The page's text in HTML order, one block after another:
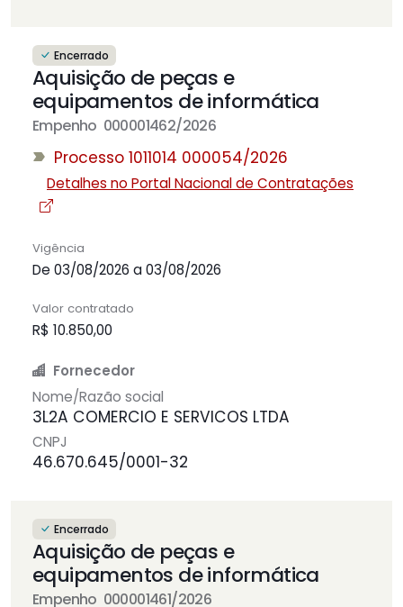
Encerrado
Aquisição de peças e
equipamentos de informática
Empenho 000001462/2026
Processo 1011014 000054/2026
Detalhes no Portal Nacional de Contratações
Vigência
De 03/08/2026 a 03/08/2026
Valor contratado
R$ 10.850,00
Fornecedor
Nome/Razão social
3L2A COMERCIO E SERVICOS LTDA
CNPJ
46.670.645/0001-32
Encerrado
Aquisição de peças e
equipamentos de informática
Empenho 000001461/2026